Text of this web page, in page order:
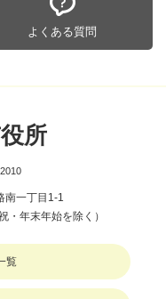
よくある質問
所
南一丁目1-1
・年末年始を除く）
覧